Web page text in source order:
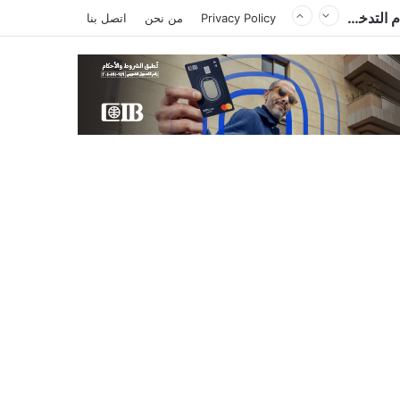
Privacy Policy من نحن اتصل بنا